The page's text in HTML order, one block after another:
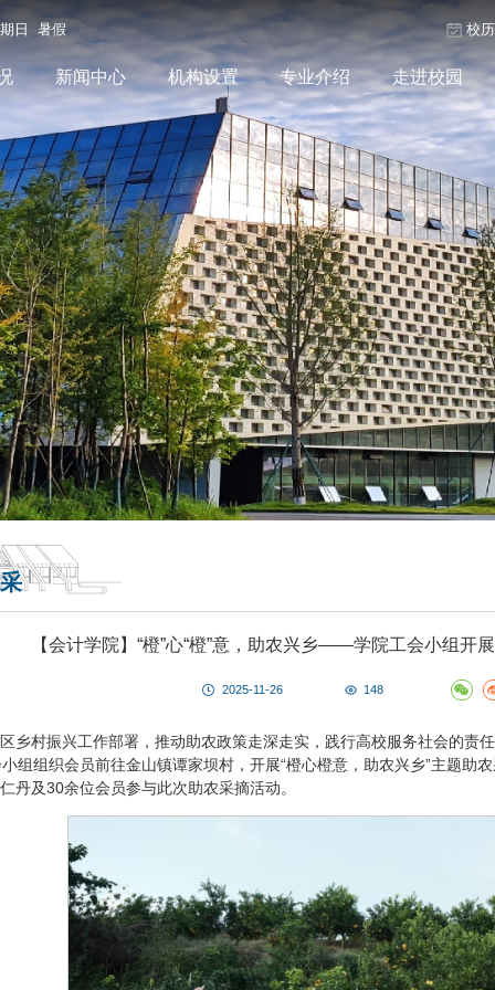
日 暑假 校历
新闻中心 机构设置 专业介绍 走进校园
【会计学院】“橙”心“橙”意，助农兴乡——学院工会小组开
2025-11-26 148
乡村振兴工作部署，推动助农政策走深走实，践行高校服务社会的责
组组织会员前往金山镇谭家坝村，开展“橙心橙意，助农兴乡”主题助
丹及30余位会员参与此次助农采摘活动。